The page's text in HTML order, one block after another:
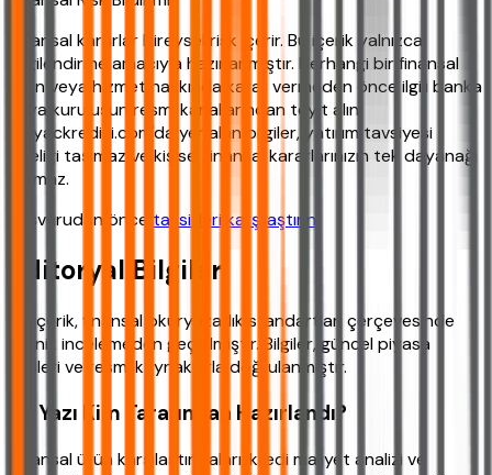
Finansal kararlar bireysel risk içerir. Bu içerik yalnızca
bilgilendirme amacıyla hazırlanmıştır. Herhangi bir finansal
ürün veya hizmet hakkında karar vermeden önce ilgili banka
veya kuruluşun resmi kanallarından teyit alın.
ihtiyackredisi.com'da yer alan bilgiler, yatırım tavsiyesi
niteliği taşımaz ve kişisel finansal kararlarınızın tek dayanağı
olamaz.
Başvurudan önce taksitleri karşılaştırın
Editoryal Bilgiler
Bu içerik, finansal okuryazarlık standartları çerçevesinde
teknik incelemeden geçirilmiştir. Bilgiler, güncel piyasa
verileri ve resmi kaynaklarla doğrulanmıştır.
Bu Yazı Kim Tarafından Hazırlandı?
Finansal ürün karşılaştırmaları, kredi maliyet analizi ve